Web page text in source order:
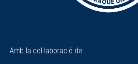
Amb la col·laboració de: